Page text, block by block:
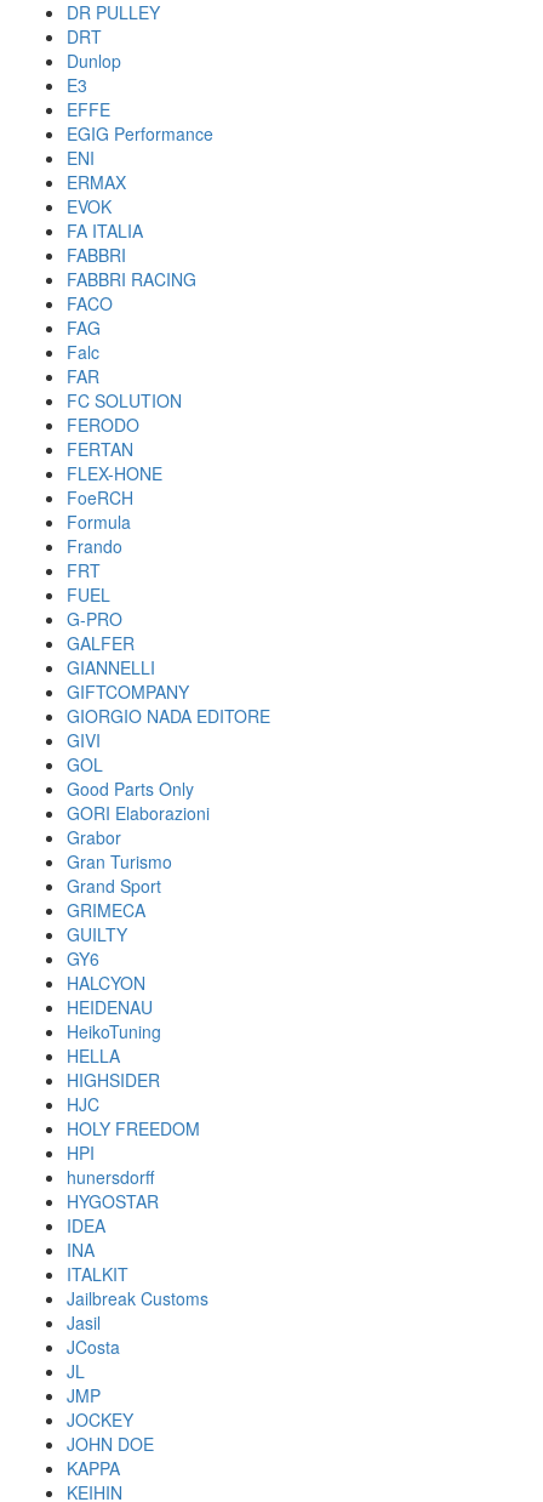
DR PULLEY
DRT
Dunlop
E3
EFFE
EGIG Performance
ENI
ERMAX
EVOK
FA ITALIA
FABBRI
FABBRI RACING
FACO
FAG
Falc
FAR
FC SOLUTION
FERODO
FERTAN
FLEX-HONE
FoeRCH
Formula
Frando
FRT
FUEL
G-PRO
GALFER
GIANNELLI
GIFTCOMPANY
GIORGIO NADA EDITORE
GIVI
GOL
Good Parts Only
GORI Elaborazioni
Grabor
Gran Turismo
Grand Sport
GRIMECA
GUILTY
GY6
HALCYON
HEIDENAU
HeikoTuning
HELLA
HIGHSIDER
HJC
HOLY FREEDOM
HPI
hunersdorff
HYGOSTAR
IDEA
INA
ITALKIT
Jailbreak Customs
Jasil
JCosta
JL
JMP
JOCKEY
JOHN DOE
KAPPA
KEIHIN